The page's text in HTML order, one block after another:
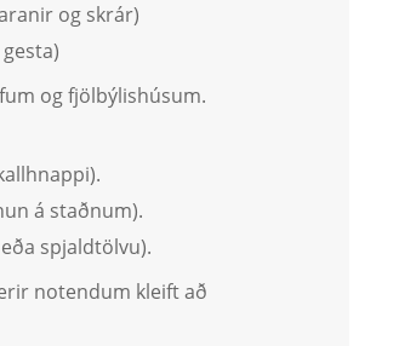
og skrár)
og fjölbýlishúsum.
á staðnum).
spjaldtölvu).
notendum kleift að